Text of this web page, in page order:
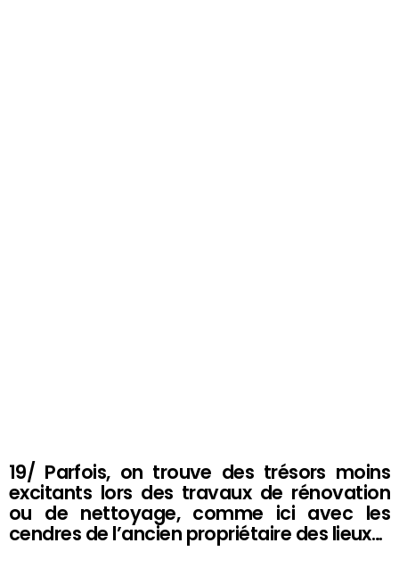
19/ Parfois, on trouve des trésors moins
excitants lors des travaux de rénovation
ou de nettoyage, comme ici avec les
cendres de l’ancien propriétaire des lieux…